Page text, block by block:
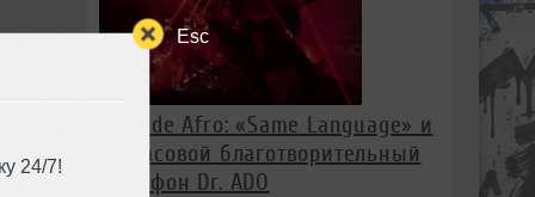
Esc
24/7!
Casa de Afro: «Same Language» и
24‑часовой благотворительный
марафон Dr. ADO